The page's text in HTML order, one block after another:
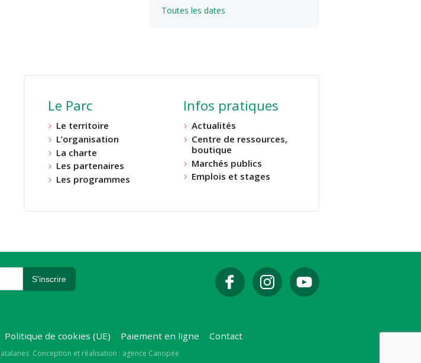
Toutes les dates
Le Parc
Le territoire
L’organisation
La charte
Les partenaires
Les programmes
Infos pratiques
Actualités
Centre de ressources,
boutique
Marchés publics
Emplois et stages
Politique de cookies (UE) Paiement en ligne Contact
Conception et réalisation : agence Canopée